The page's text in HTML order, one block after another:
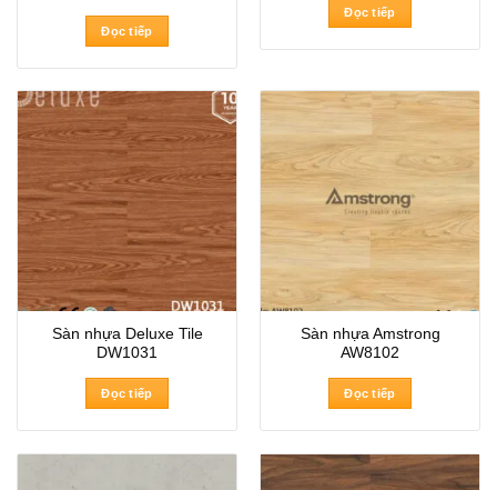
Đọc tiếp
Đọc tiếp
Sàn nhựa Deluxe Tile
DW1031
Đọc tiếp
Sàn nhựa Amstrong
AW8102
Đọc tiếp